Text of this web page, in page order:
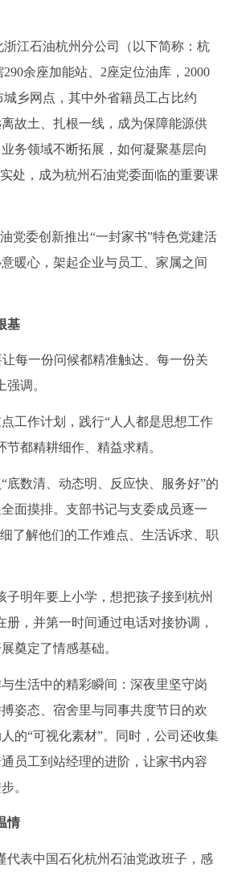
石油杭州分公司（以下简称：杭
余座加能站、2座定位油库，2000
乡网点，其中外省籍员工占比约
离故土、扎根一线，成为保障能源供
务领域不断拓展，如何凝聚基层向
处，成为杭州石油党委面临的重要课
委创新推出“一封家书”特色党建活
暖心，架起企业与员工、家属之间
基
每一份问候都精准触达、每一份关
调。
作计划，践行“人人都是思想工作
都精耕细作、精益求精。
数清、动态明、反应快、服务好”的
面摸排。支部书记与支委成员逐一
了解他们的工作难点、生活诉求、职
明年要上小学，想把孩子接到杭州
，并第一时间通过电话对接协调，
奠定了情感基础。
活中的精彩瞬间：深夜里坚守岗
姿态、宿舍里与同事共度节日的欢
的“可视化素材”。同时，公司还收集
员工到站经理的进阶，让家书内容
。
情
表中国石化杭州石油党政班子，感